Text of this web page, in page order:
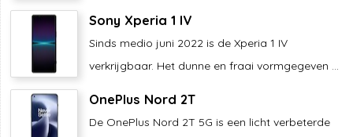
Sony Xperia 1 IV
Sinds medio juni 2022 is de Xperia 1 IV
verkrijgbaar. Het dunne en fraai vormgegeven ...
OnePlus Nord 2T
De OnePlus Nord 2T 5G is een licht verbeterde